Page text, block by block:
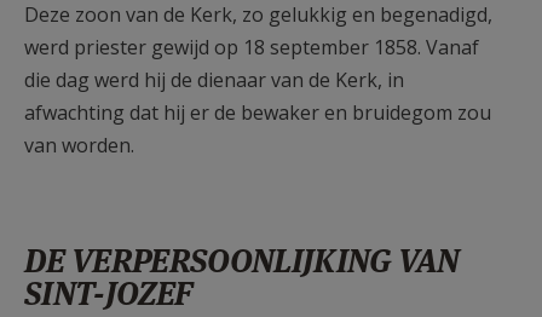
Deze zoon van de Kerk, zo gelukkig en begenadigd,
werd priester gewijd op 18 september 1858. Vanaf
die dag werd hij de dienaar van de Kerk, in
afwachting dat hij er de bewaker en bruidegom zou
van worden.
DE VERPERSOONLIJKING VAN
SINT-JOZEF